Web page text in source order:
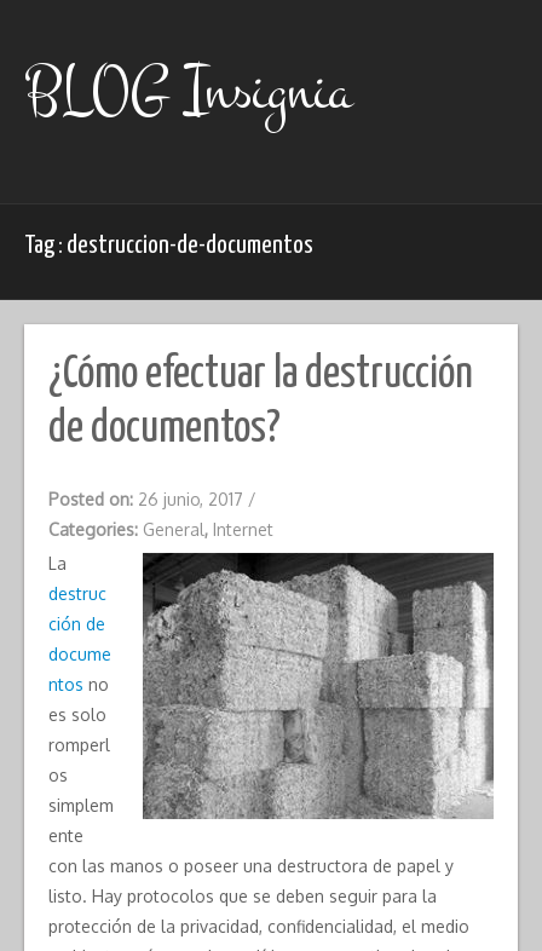
contentBLOG Insignia
Tag : destruccion-de-documentos
¿Cómo efectuar la destrucción
de documentos?
Posted on: 26 junio, 2017 /
Categories: General, Internet
La
destruc
ción de
docume
ntos no
es solo
romperl
os
simplem
ente
con las manos o poseer una destructora de papel y
listo. Hay protocolos que se deben seguir para la
protección de la privacidad, confidencialidad, el medio